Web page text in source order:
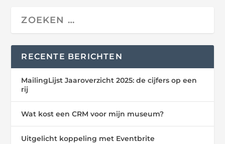
RECENTE BERICHTEN
MailingLijst Jaaroverzicht 2025: de cijfers op een
rij
Wat kost een CRM voor mijn museum?
Uitgelicht koppeling met Eventbrite